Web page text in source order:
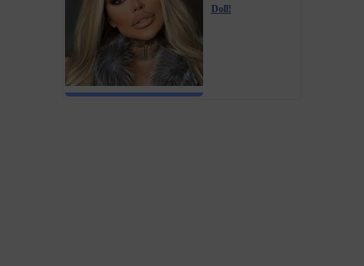
Doll!